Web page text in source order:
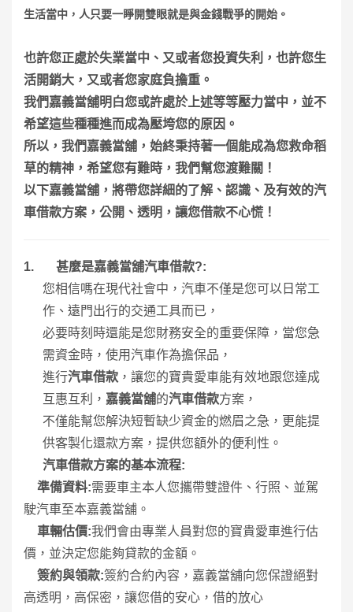
生活當中，人只要一睜開雙眼就是與金錢戰爭的開始。
也許您正處於失業當中、又或者您投資失利，也許您生
活開銷大，又或者您家庭負擔重。
我們嘉義當舖明白您或許處於上述等等壓力當中，並不
希望這些種種進而成為壓垮您的原因。
所以，我們嘉義當舖，始終秉持著一個能成為您救命稻
草的精神，希望您有難時，我們幫您渡難關！
以下嘉義當舖，將帶您詳細的了解、認識、及有效的汽
車借款方案，公開、透明，讓您借款不心慌！
1. 甚麼是嘉義當舖汽車借款?:
您相信嗎在現代社會中，汽車不僅是您可以日常工
作、遠門出行的交通工具而已，
必要時刻時還能是您財務安全的重要保障，當您急
需資金時，使用汽車作為擔保品，
進行汽車借款 ，讓您的寶貴愛車能有效地跟您達成
互惠互利， 嘉義當舖的汽車借款方案，
不僅能幫您解決短暫缺少資金的燃眉之急，更能提
供客製化還款方案，提供您額外的便利性。
汽車借款方案的基本流程:
準備資料:需要車主本人您攜帶雙證件、行照、並駕
駛汽車至本嘉義當舖。
車輛估價:我們會由專業人員對您的寶貴愛車進行估
價，並決定您能夠貸款的金額。
簽約與領款:簽約合約內容，嘉義當舖向您保證絕對
高透明，高保密，讓您借的安心，借的放心